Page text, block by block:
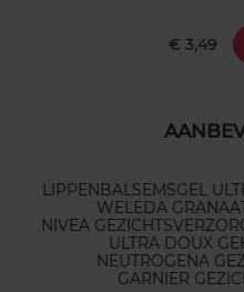
€ 3,49
LIPPENBALSEMSGEL
WELEDA
NIVEA
ULTRA DOUX
NEUTROGENA
GARNIER